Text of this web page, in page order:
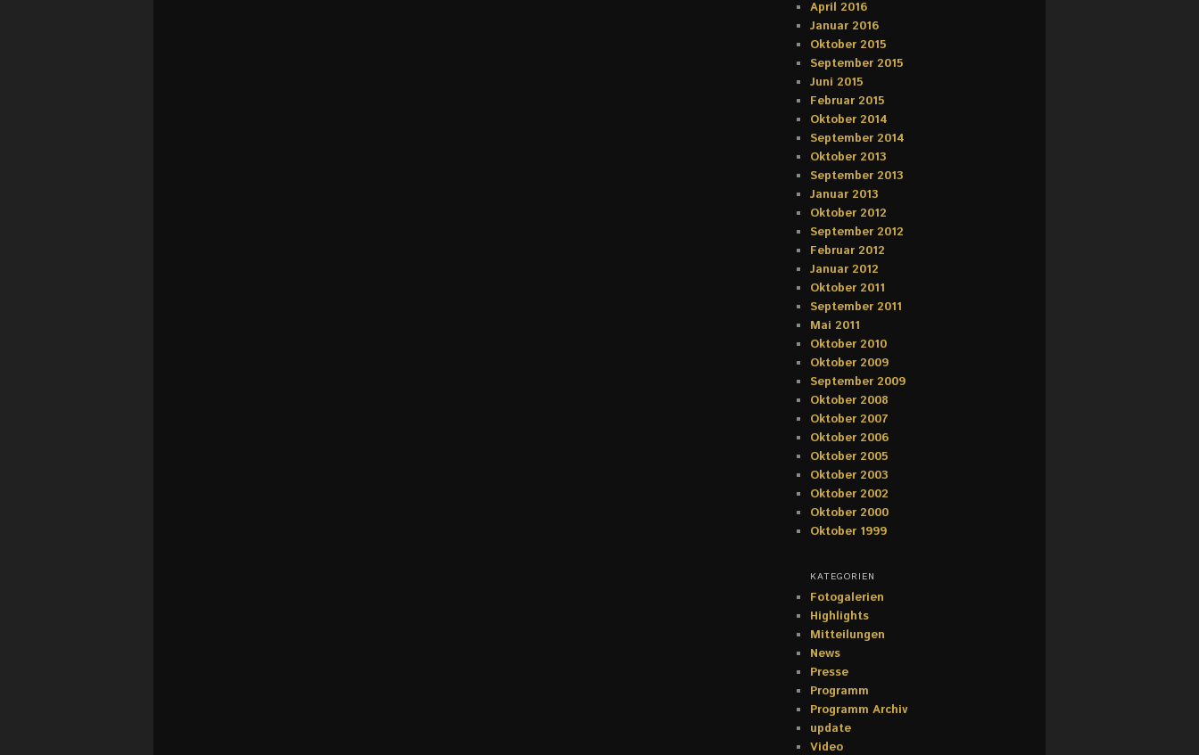
April 2016
Januar 2016
Oktober 2015
September 2015
Juni 2015
Februar 2015
Oktober 2014
September 2014
Oktober 2013
September 2013
Januar 2013
Oktober 2012
September 2012
Februar 2012
Januar 2012
Oktober 2011
September 2011
Mai 2011
Oktober 2010
Oktober 2009
September 2009
Oktober 2008
Oktober 2007
Oktober 2006
Oktober 2005
Oktober 2003
Oktober 2002
Oktober 2000
Oktober 1999
KATEGORIEN
Fotogalerien
Highlights
Mitteilungen
News
Presse
Programm
Programm Archiv
update
Video